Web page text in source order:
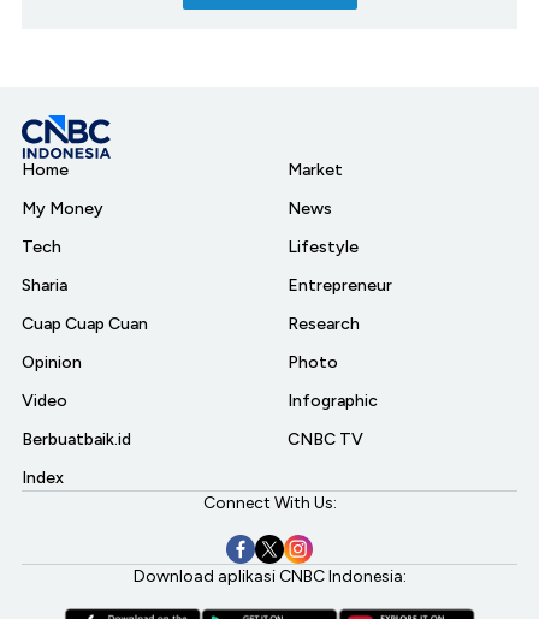
Home
My Money
Tech
Sharia
Cuap Cuap Cuan
Opinion
Video
Berbuatbaik.id
Index
Market
News
Lifestyle
Entrepreneur
Research
Photo
Infographic
CNBC TV
Connect With Us:
Download aplikasi CNBC Indonesia: